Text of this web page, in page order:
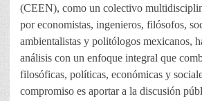
(CEEN), como un colectivo
por economistas, ingenieros, filósofos,
ambientalistas y politólogos mexicanos,
análisis con un enfoque integral que
filosóficas, políticas, económicas y
compromiso es aportar a la discusión